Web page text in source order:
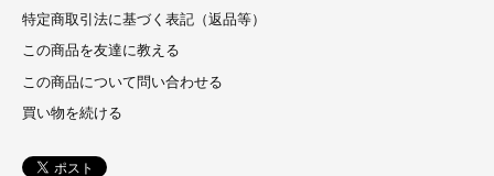
特定商取引法に基づく表記（返品等）
この商品を友達に教える
この商品について問い合わせる
買い物を続ける